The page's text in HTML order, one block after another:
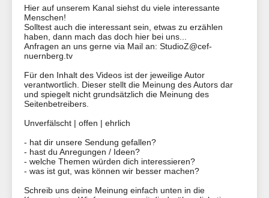
Hier auf unserem Kanal siehst du viele interessante
Menschen!
Solltest auch die interessant sein, etwas zu erzählen
haben, dann mach das doch hier bei uns...
Anfragen an uns gerne via Mail an: StudioZ@cef-
nuernberg.tv
Für den Inhalt des Videos ist der jeweilige Autor
verantwortlich. Dieser stellt die Meinung des Autors dar
und spiegelt nicht grundsätzlich die Meinung des
Seitenbetreibers.
Unverfälscht | offen | ehrlich
- hat dir unsere Sendung gefallen?
​​​​​- hast du Anregungen / Ideen?
- welche Themen würden dich interessieren?
- was ist gut, was können wir besser machen?
Schreib uns deine Meinung einfach unten in die